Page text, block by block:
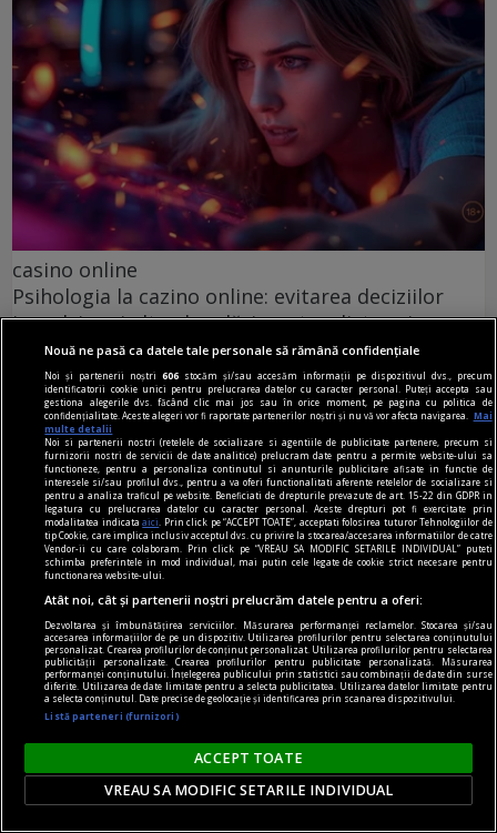
casino online
Psihologia la cazino online: evitarea deciziilor
impulsive și alte abordări pentru distracție
mereu responsabilă
Noroc sau strategie, ce contează mai mult în
cadrul divertismentului digital făcut posibil de
către platformele cu jocuri de cazinou
disponibile în spațiul virtual?
media convertor
Nouă ne pasă ca datele tale personale să rămână confidențiale
Noi și partenerii noștri606 stocăm și/sau accesăm informații pe dispozitivul dvs., precum
identificatorii cookie unici pentru prelucrarea datelor cu caracter personal. Puteți accepta sau
gestiona alegerile dvs. făcând clic mai jos sau în orice moment, pe pagina cu politica de
confidențialitate. Aceste alegeri vor fi raportate partenerilor noștri și nu vă vor afecta navigarea.
Mai
multe detalii
Noi si partenerii nostri (retelele de socializare si agentiile de publicitate partenere, precum si
furnizorii nostri de servicii de date analitice) prelucram date pentru a permite website-ului sa
functioneze, pentru a personaliza continutul si anunturile publicitare afisate in functie de
interesele si/sau profilul dvs., pentru a va oferi functionalitati aferente retelelor de socializare si
pentru a analiza traficul pe website. Beneficiati de drepturile prevazute de art. 15-22 din GDPR in
legatura cu prelucrarea datelor cu caracter personal. Aceste drepturi pot fi exercitate prin
modalitatea indicataaici
. Prin click pe “ACCEPT TOATE”, acceptati folosirea tuturor Tehnologiilor de
tip Cookie, care implica inclusiv acceptul dvs. cu privire la stocarea/accesarea informatiilor de catre
Vendor-ii cu care colaboram. Prin click pe “VREAU SA MODIFIC SETARILE INDIVIDUAL” puteti
schimba preferintele in mod individual, mai putin cele legate de cookie strict necesare pentru
functionarea website-ului.
Atât noi, cât și partenerii noștri prelucrăm datele pentru a oferi:
Dezvoltarea și îmbunătățirea serviciilor. Măsurarea performanței reclamelor. Stocarea și/sau
accesarea informațiilor de pe un dispozitiv. Utilizarea profilurilor pentru selectarea conținutului
personalizat. Crearea profilurilor de conținut personalizat. Utilizarea profilurilor pentru selectarea
publicității personalizate. Crearea profilurilor pentru publicitate personalizată. Măsurarea
performanței conținutului. Înțelegerea publicului prin statistici sau combinații de date din surse
diferite. Utilizarea de date limitate pentru a selecta publicitatea. Utilizarea datelor limitate pentru
a selecta conținutul. Date precise de geolocație și identificarea prin scanarea dispozitivului.
Listă parteneri (furnizori)
ACCEPT TOATE
VREAU SA MODIFIC SETARILE INDIVIDUAL